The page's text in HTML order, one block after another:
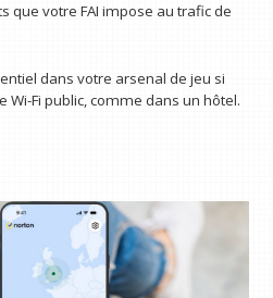
que votre FAI impose au trafic de
dans votre arsenal de jeu si
Wi-Fi public, comme dans un hôtel.